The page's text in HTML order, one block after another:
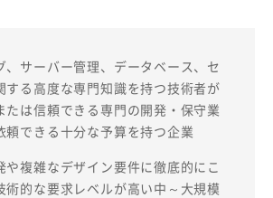
、サーバー管理、データベース、セ
する高度な専門知識を持つ技術者が
たは信頼できる専門の開発・保守業
頼できる十分な予算を持つ企業
や複雑なデザイン要件に徹底的にこ
術的な要求レベルが高い中～大規模